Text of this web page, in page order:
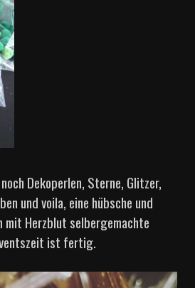
Dekoperlen, Sterne, Glitzer,
und voila, eine hübsche und
mit Herzblut selbergemachte
ist fertig.